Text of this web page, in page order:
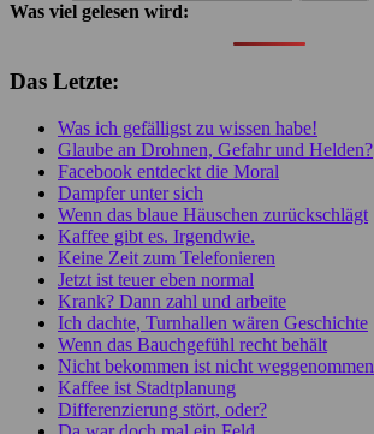
Was viel gelesen wird:
Das Letzte:
Was ich gefälligst zu wissen habe!
Glaube an Drohnen, Gefahr und Helden?
Facebook entdeckt die Moral
Dampfer unter sich
Wenn das blaue Häuschen zurückschlägt
Kaffee gibt es. Irgendwie.
Keine Zeit zum Telefonieren
Jetzt ist teuer eben normal
Krank? Dann zahl und arbeite
Ich dachte, Turnhallen wären Geschichte
Wenn das Bauchgefühl recht behält
Nicht bekommen ist nicht weggenommen
Kaffee ist Stadtplanung
Differenzierung stört, oder?